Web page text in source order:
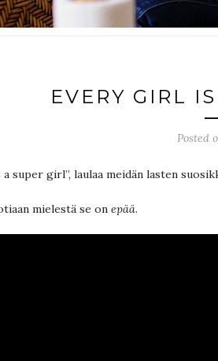
EVERY GIRL
Posted
super girl”, laulaa meidän lasten
mielestä se on epää.